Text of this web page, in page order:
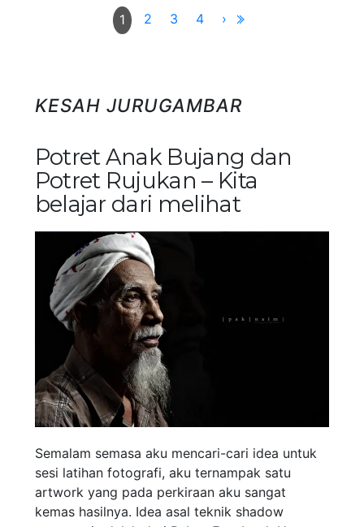
1 2 3 4 ›
KESAH JURUGAMBAR
Potret Anak Bujang dan
Potret Rujukan – Kita
belajar dari melihat
Semalam semasa aku mencari-cari idea untuk
sesi latihan fotografi, aku ternampak satu
artwork yang pada perkiraan aku sangat
kemas hasilnya. Idea asal teknik shadow